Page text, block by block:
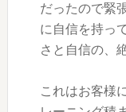
だったので緊
に自信を持っ
さと自信の、
これはお客様